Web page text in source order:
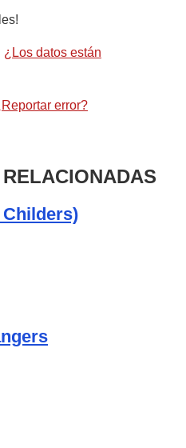
¿Los datos están
error?
Childers)